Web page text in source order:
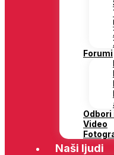
Forumi
Odbori
Video
Naši ljudi